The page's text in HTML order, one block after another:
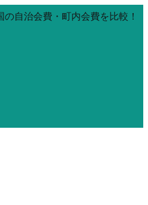
の自治会費・町内会費を比較！